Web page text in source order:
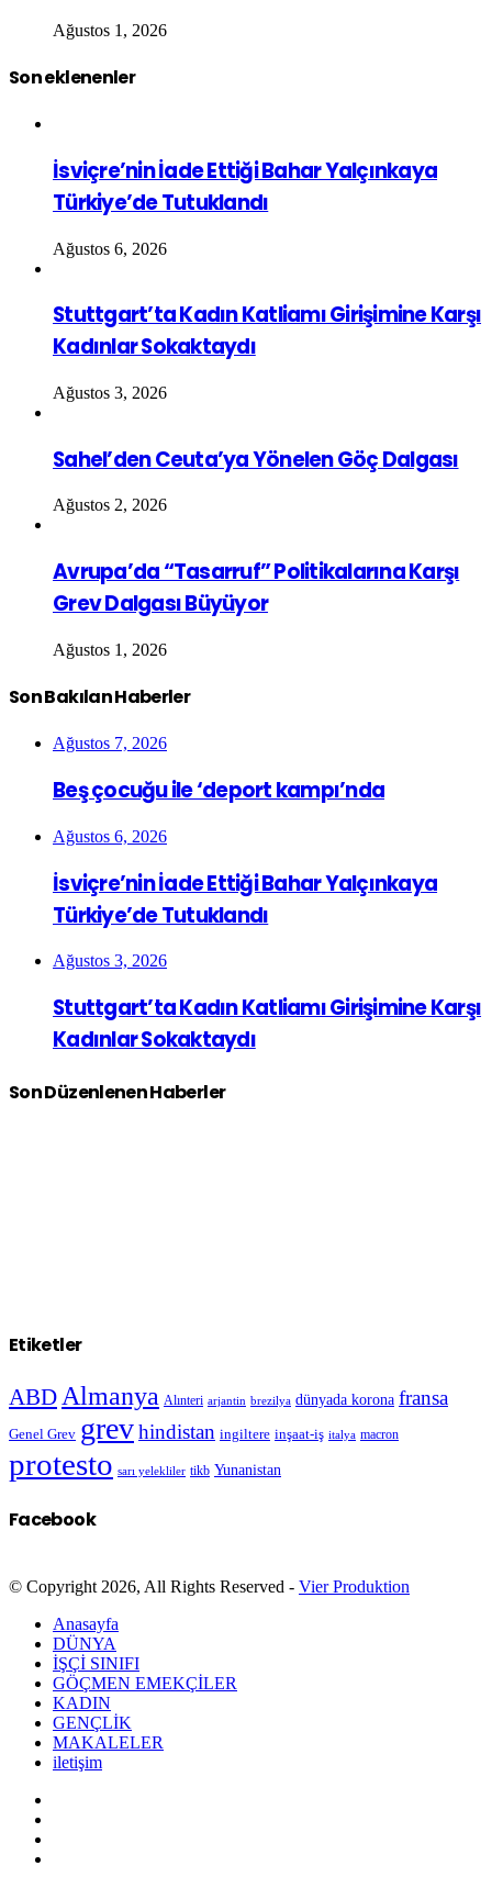
Ağustos 1, 2026
Son eklenenler
İsviçre’nin İade Ettiği Bahar Yalçınkaya
Türkiye’de Tutuklandı
Ağustos 6, 2026
Stuttgart’ta Kadın Katliamı Girişimine Karşı
Kadınlar Sokaktaydı
Ağustos 3, 2026
Sahel’den Ceuta’ya Yönelen Göç Dalgası
Ağustos 2, 2026
Avrupa’da “Tasarruf” Politikalarına Karşı
Grev Dalgası Büyüyor
Ağustos 1, 2026
Son Bakılan Haberler
Ağustos 7, 2026
Beş çocuğu ile ‘deport kampı’nda
Ağustos 6, 2026
İsviçre’nin İade Ettiği Bahar Yalçınkaya
Türkiye’de Tutuklandı
Ağustos 3, 2026
Stuttgart’ta Kadın Katliamı Girişimine Karşı
Kadınlar Sokaktaydı
Son Düzenlenen Haberler
Etiketler
ABD Almanya Alınteri arjantin brezilya dünyada korona fransa
Genel Grev grevhindistan ingiltere inşaat-iş italya macron
protesto sarı yelekliler tikb Yunanistan
Facebook
© Copyright 2026, All Rights Reserved - Vier Produktion
Anasayfa
DÜNYA
İŞÇİ SINIFI
GÖÇMEN EMEKÇİLER
KADIN
GENÇLİK
MAKALELER
iletişim